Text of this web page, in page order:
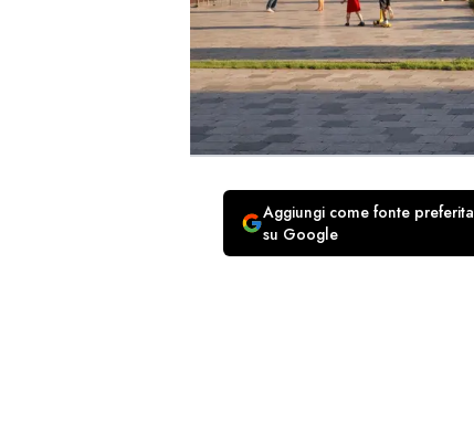
Aggiungi come fonte preferita
su Google